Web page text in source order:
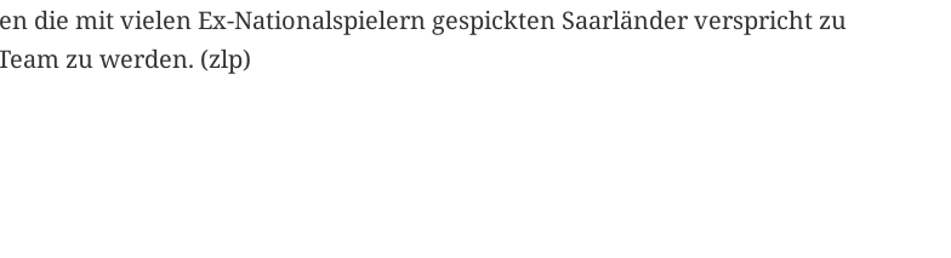
die mit vielen Ex-Nationalspielern gespickten Saarländer verspricht zu
zu werden. (zlp)